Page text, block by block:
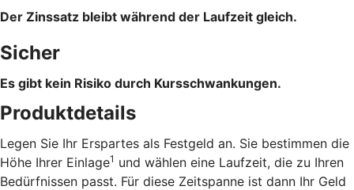
Der Zinssatz bleibt während der Laufzeit gleich.
Sicher
Es gibt kein Risiko durch Kursschwankungen.
Produktdetails
Legen Sie Ihr Erspartes als Festgeld an. Sie bestimmen die
Höhe Ihrer Einlage1 und wählen eine Laufzeit, die zu Ihren
Bedürfnissen passt. Für diese Zeitspanne ist dann Ihr Geld